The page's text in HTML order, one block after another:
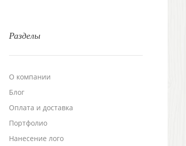
Разделы
О компании
Блог
Оплата и доставка
Портфолио
Нанесение лого